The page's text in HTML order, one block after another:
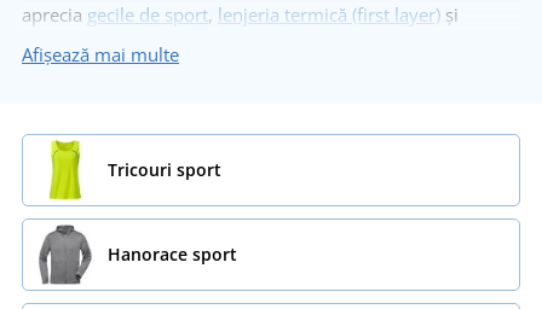
aprecia gecile de sport, lenjeria termică (first layer) și
mănușile
. La noi găsești inclusiv
alergare. Să nu uităm de
Afișează mai multe
Tricouri sport
Hanorace sport